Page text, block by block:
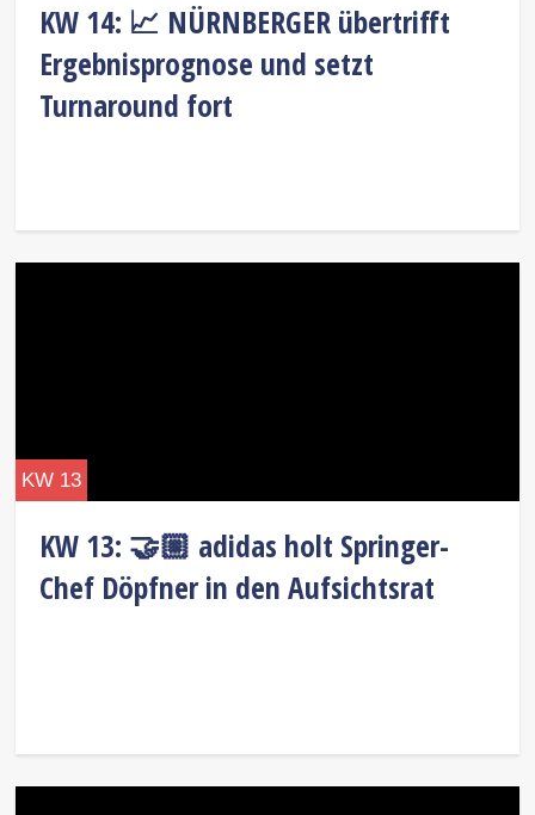
KW 14: 📈 NÜRNBERGER übertrifft
Ergebnisprognose und setzt
Turnaround fort
KW 13: 🤝🏼 adidas holt Springer-
Chef Döpfner in den Aufsichtsrat
KW 13